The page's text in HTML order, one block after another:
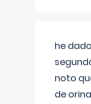
he
noto
de